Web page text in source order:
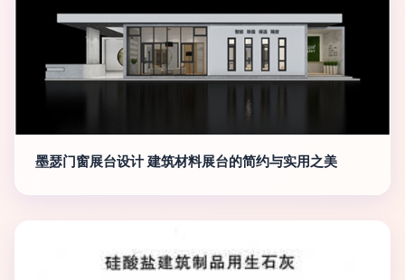
墨瑟门窗展台设计 建筑材料展台的简约与实用之美